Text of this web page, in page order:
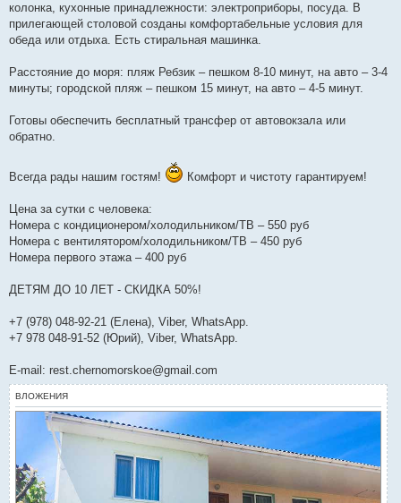
колонка, кухонные принадлежности: электроприборы, посуда. В
прилегающей столовой созданы комфортабельные условия для
обеда или отдыха. Есть стиральная машинка.
Расстояние до моря: пляж Ребзик – пешком 8-10 минут, на авто – 3-4
минуты; городской пляж – пешком 15 минут, на авто – 4-5 минут.
Готовы обеспечить бесплатный трансфер от автовокзала или
обратно.
Всегда рады нашим гостям! Комфорт и чистоту гарантируем!
Цена за сутки с человека:
Номера с кондиционером/холодильником/ТВ – 550 руб
Номера с вентилятором/холодильником/ТВ – 450 руб
Номера первого этажа – 400 руб
ДЕТЯМ ДО 10 ЛЕТ - СКИДКА 50%!
+7 (978) 048-92-21 (Елена), Viber, WhatsApp.
+7 978 048-91-52 (Юрий), Viber, WhatsApp.
E-mail: rest.chernomorskoe@gmail.com
ВЛОЖЕНИЯ